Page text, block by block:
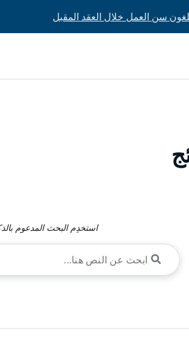
استخدِم البحث المدعوم